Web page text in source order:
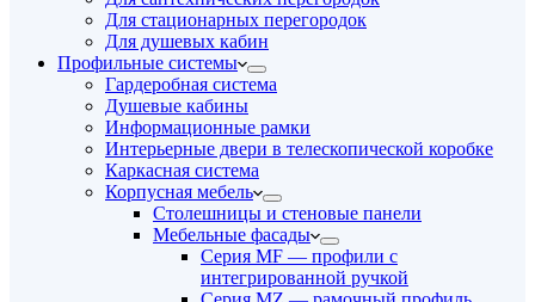
Для стационарных перегородок
Для душевых кабин
Профильные системы
Гардеробная система
Душевые кабины
Информационные рамки
Интерьерные двери в телескопической коробке
Каркасная система
Корпусная мебель
Столешницы и стеновые панели
Мебельные фасады
Серия MF — профили с
интегрированной ручкой